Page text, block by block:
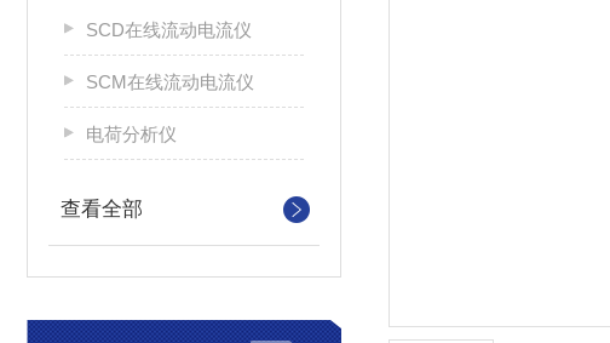
SCD在线流动电流仪
SCM在线流动电流仪
电荷分析仪
查看全部